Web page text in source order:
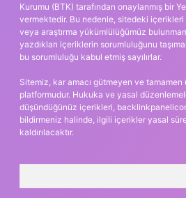
Kurumu (BTK) tarafından onaylanmış bir
vermektedir. Bu nedenle, sitedeki
veya araştırma yükümlülüğümüz
yazdıkları içeriklerin sorumluluğunu
bu sorumluluğu kabul etmiş sayılırlar.
Sitemiz, kar amacı gütmeyen ve
platformudur. Hukuka ve yasal
düşündüğünüz içerikleri,
bildirmeniz halinde, ilgili içerikler yasal
kaldırılacaktır.